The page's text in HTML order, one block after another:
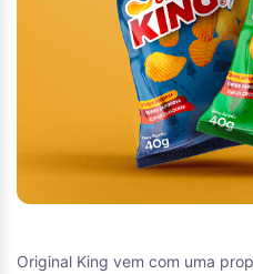
Original King vem com uma